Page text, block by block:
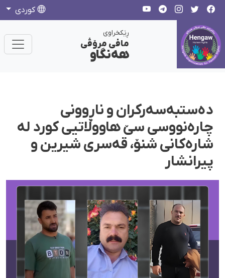
كوردی
ڕێکخراوی
مافی مرۆڤی
هەنگاو
دەستبەسەرکران و ناڕوونی
چارەنووسی سێ هاووڵاتیی کورد لە
شارەکانی شنۆ، قەسری شیرین و
پیرانشار